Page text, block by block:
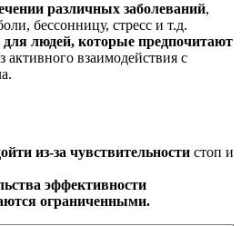
различных заболеваний,
бессонницу, стресс и т.д.
для людей, которые предпочитают
активного взаимодействия с
из-за чувствительности стоп и
эффективности
ограниченными.